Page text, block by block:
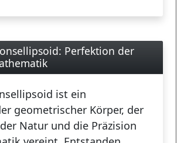
Perfektion der
ist ein
geometrischer Körper, der
Natur und die Präzision